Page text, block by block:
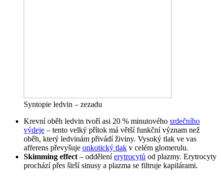
Syntopie ledvin – zezadu
Krevní oběh ledvin tvoří asi 20 % minutového srdečního
výdeje – tento velký přítok má větší funkční význam než
oběh, který ledvinám přivádí živiny. Vysoký tlak ve vas
afferens převyšuje onkotický tlak v celém glomerulu.
Skimming effect – odděleníerytrocytů od plazmy. Erytrocyty
prochází přes širší sinusy a plazma se filtruje kapilárami.